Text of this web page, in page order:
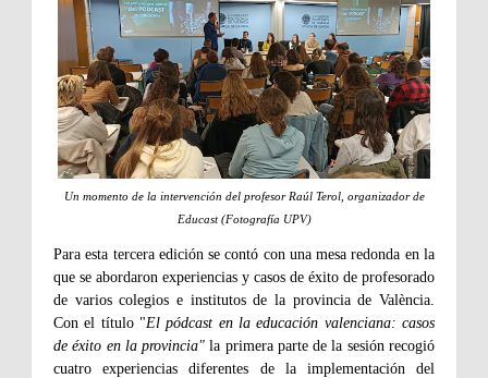
Un momento de la intervención del profesor Raúl Terol, organizador de
Educast (Fotografía UPV)
Para esta tercera edición se contó con una mesa redonda en la
que se abordaron experiencias y casos de éxito de profesorado
de varios colegios e institutos de la provincia de València.
Con el título "El pódcast en la educación valenciana: casos
de éxito en la provincia"la primera parte de la sesión recogió
cuatro experiencias diferentes de la implementación del